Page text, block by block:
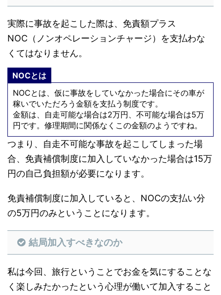
実際に事故を起こした際は、免責額プラス
NOC（ノンオペレーションチャージ）を支払わな
くてはなりません。
NOCとは
NOCとは、仮に事故をしていなかった場合にその車が
稼いでいただろう金額を支払う制度です。
金額は、自走可能な場合は2万円、不可能な場合は5万
円です。修理期間に関係なくこの金額のようですね。
つまり、自走不可能な事故を起こしてしまった場
合、免責補償制度に加入していなかった場合は15万
円の自己負担額が必要になります。
免責補償制度に加入していると、NOCの支払い分
の5万円のみということになります。
結局加入すべきなのか
私は今回、旅行ということでお金を気にすることな
く楽しみたかったという心理が働いて加入すること